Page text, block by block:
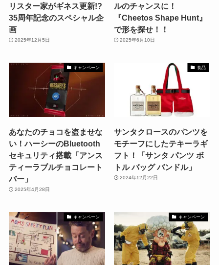
リスター家がギネス更新!?
35周年記念のスペシャル企
画
2025年12月5日
ルのチャンスに！
『Cheetos Shape Hunt』
で形を探せ！！
2025年6月10日
キャンペーン
あなたのチョコを盗ませな
い！ハーシーのBluetooth
セキュリティ搭載「アンス
ティーラブルチョコレート
バー」
2025年4月28日
食品
サンタクロースのパンツを
モチーフにしたテキーラギ
フト！「サンタ パンツ ボ
トル バッグ バンドル」
2024年12月22日
キャンペーン キャンペーン